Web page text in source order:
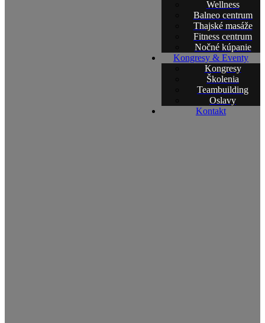
Wellness
Balneo centrum
Thajské masáže
Fitness centrum
Nočné kúpanie
Kongresy & Eventy
Kongresy
Školenia
Teambuilding
Oslavy
Kontakt